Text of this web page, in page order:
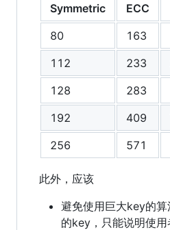
Symmetric ECC
80
163
112
233
128
283
192
409
256
571
此外，应该
避免使用巨大key的
的key，只能说明使